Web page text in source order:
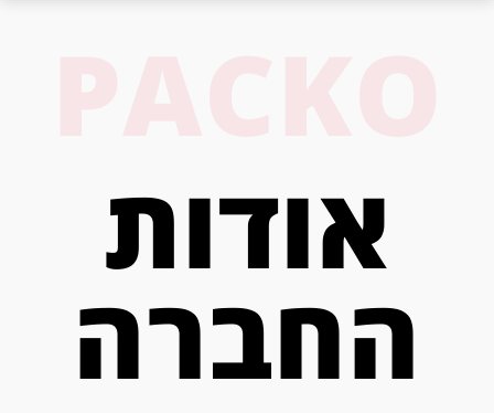
אודות
החברה